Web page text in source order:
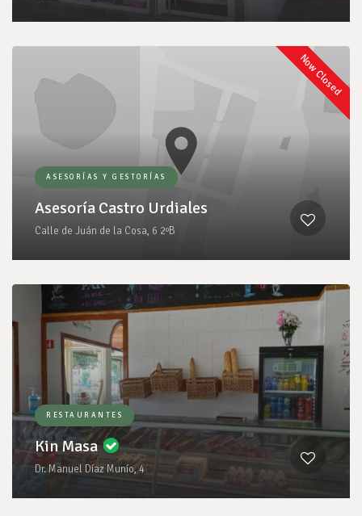
Now Closed
ASESORÍAS Y GESTORÍAS
Asesoría Castro Urdiales
Calle de Juán de la Cosa, 6 2ºB
RESTAURANTES
Kin Masa
Dr. Manuel Díaz Munío, 4